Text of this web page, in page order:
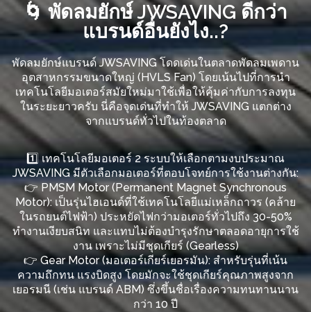
🌀 พัดลมยักษ์ JWSAVING ดีกว่า
แบรนด์อื่นยังไง..?
พัดลมยักษ์แบรนด์ JWSAVING โดดเด่นในตลาดพัดลมเพดาน
อุตสาหกรรมขนาดใหญ่ (HVLS Fan) โดยเน้นไปที่การนำ
เทคโนโลยีมอเตอร์สมัยใหม่มาใช้เพื่อให้คุ้มค่ากับการลงทุน
ในระยะยาวครับ นี่คือจุดเด่นที่ทำให้ JWSAVING แตกต่าง
จากแบรนด์ทั่วไปในท้องตลาด
1️⃣ เทคโนโลยีมอเตอร์ 2 ระบบให้เลือกตามงบประมาณ
JWSAVING มีตัวเลือกมอเตอร์ที่ตอบโจทย์การใช้งานต่างกัน:
👉 PMSM Motor (Permanent Magnet Synchronous
Motor): เป็นรุ่นไฮเอนด์ที่ใช้เทคโนโลยีแม่เหล็กถาวร (คล้าย
ในรถยนต์ไฟฟ้า) ประหยัดไฟกว่ามอเตอร์ทั่วไปถึง 30-50%
ทำงานเงียบสนิท และแทบไม่ต้องบำรุงรักษาตลอดอายุการใช้
งาน เพราะไม่มีชุดเกียร์ (Gearless)
👉 Gear Motor (มอเตอร์เกียร์เยอรมัน): สำหรับรุ่นที่เน้น
ความถึกทน แรงบิดสูง โดยมักจะใช้ชุดเกียร์คุณภาพสูงจาก
เยอรมนี (เช่น แบรนด์ ABM) ซึ่งขึ้นชื่อเรื่องความทนทานนาน
กว่า 10 ปี